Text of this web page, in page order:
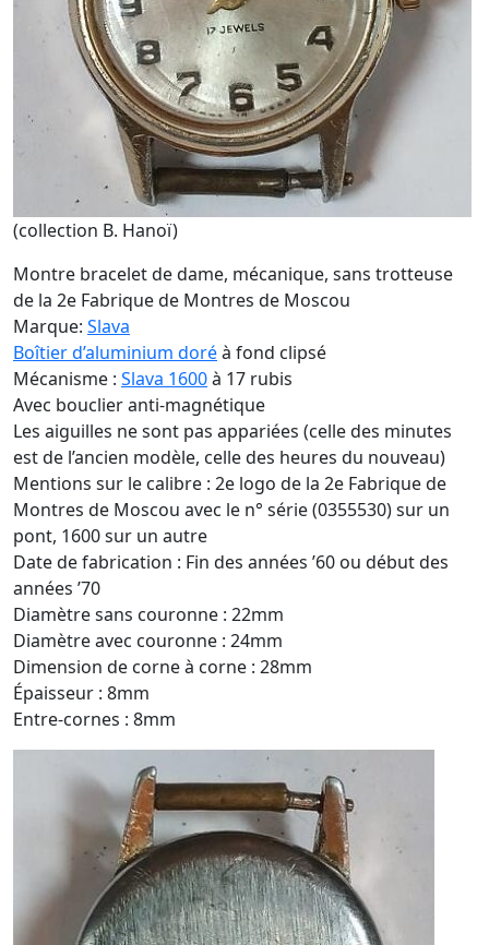
(collection B. Hanoï)
Montre bracelet de dame, mécanique, sans trotteuse
de la 2e Fabrique de Montres de Moscou
Marque: Slava
Boîtier d’aluminium doréà fond clipsé
Mécanisme : Slava 1600à 17 rubis
Avec bouclier anti-magnétique
Les aiguilles ne sont pas appariées (celle des minutes
est de l’ancien modèle, celle des heures du nouveau)
Mentions sur le calibre : 2e logo de la 2e Fabrique de
Montres de Moscou avec le n° série (0355530) sur un
pont, 1600 sur un autre
Date de fabrication : Fin des années ’60 ou début des
années ’70
Diamètre sans couronne : 22mm
Diamètre avec couronne : 24mm
Dimension de corne à corne : 28mm
Épaisseur : 8mm
Entre-cornes : 8mm